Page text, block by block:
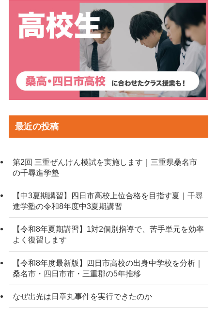
最近の投稿
第2回 三重ぜんけん模試を実施します｜三重県桑名市
の千尋進学塾
【中3夏期講習】四日市高校上位合格を目指す夏｜千尋
進学塾の令和8年度中3夏期講習
【令和8年夏期講習】1対2個別指導で、苦手単元を効率
よく復習します
【令和8年度最新版】四日市高校の出身中学校を分析｜
桑名市・四日市市・三重郡の5年推移
なぜ出光は日章丸事件を実行できたのか